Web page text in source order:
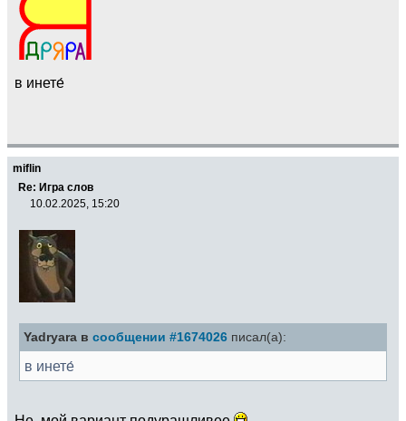
в инете́
miflin
Re: Игра слов
10.02.2025, 15:20
Yadryara в сообщении #1674026 писал(а):
в инете́